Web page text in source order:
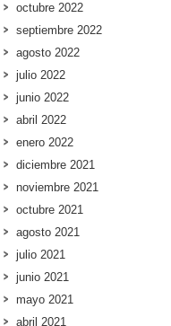
octubre 2022
septiembre 2022
agosto 2022
julio 2022
junio 2022
abril 2022
enero 2022
diciembre 2021
noviembre 2021
octubre 2021
agosto 2021
julio 2021
junio 2021
mayo 2021
abril 2021